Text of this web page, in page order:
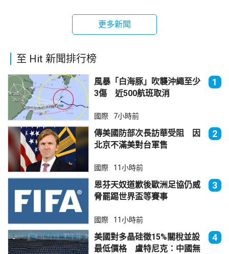
更多新聞
至 Hit 新聞排行榜
風暴「白海豚」吹襲沖繩至少
3傷 近500航班取消
1
國際 7小時前
傳美國防部次長訪華受阻 因
北京不滿美對台軍售
2
國際 11小時前
恩芬天奴道歉後歐洲足協仍威
脅罷踢世界盃等賽事
3
國際 11小時前
美國對多晶硅徵15%關稅並設
最低價格 盧特尼克：中國無
4